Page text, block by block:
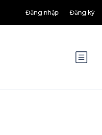
Đăng nhập Đăng ký